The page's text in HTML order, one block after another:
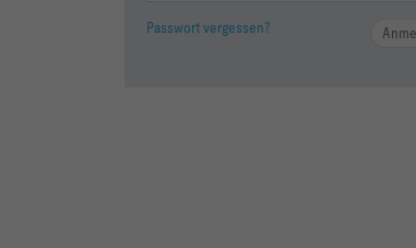
Passwort vergessen?